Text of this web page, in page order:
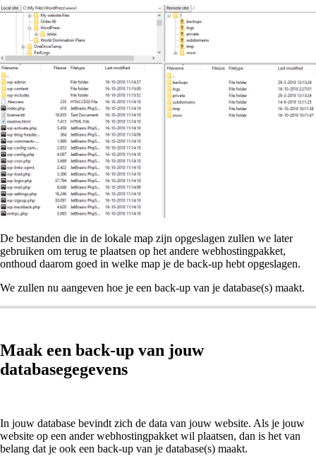
De bestanden die in de lokale map zijn opgeslagen zullen we later
gebruiken om terug te plaatsen op het andere webhostingpakket,
onthoud daarom goed in welke map je de back-up hebt opgeslagen.
We zullen nu aangeven hoe je een back-up van je database(s) maakt.
Maak een back-up van jouw
databasegegevens
In jouw database bevindt zich de data van jouw website. Als je jouw
website op een ander webhostingpakket wil plaatsen, dan is het van
belang dat je ook een back-up van je database(s) maakt.